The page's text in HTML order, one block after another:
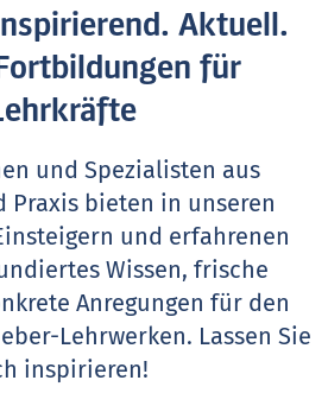
Aktuell.
für
und Spezialisten aus
Praxis bieten in unseren
und erfahrenen
Wissen, frische
Anregungen für den
Lehrwerken. Lassen Sie
inspirieren!